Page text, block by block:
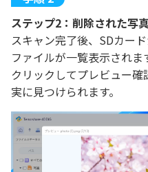
ステップ2：削除された写
スキャン完了後、SDカー
ファイルが一覧表示され
クリックしてプレビュー
実に見つけられます。